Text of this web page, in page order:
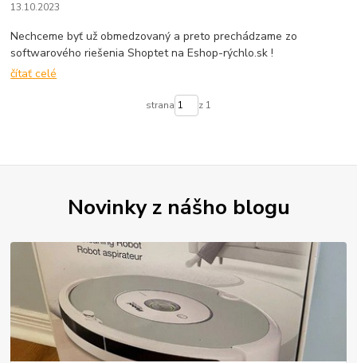
13.10.2023
Nechceme byť už obmedzovaný a preto prechádzame zo
softwarového riešenia Shoptet na Eshop-rýchlo.sk !
čítať celé
strana z 1
Novinky z nášho blogu